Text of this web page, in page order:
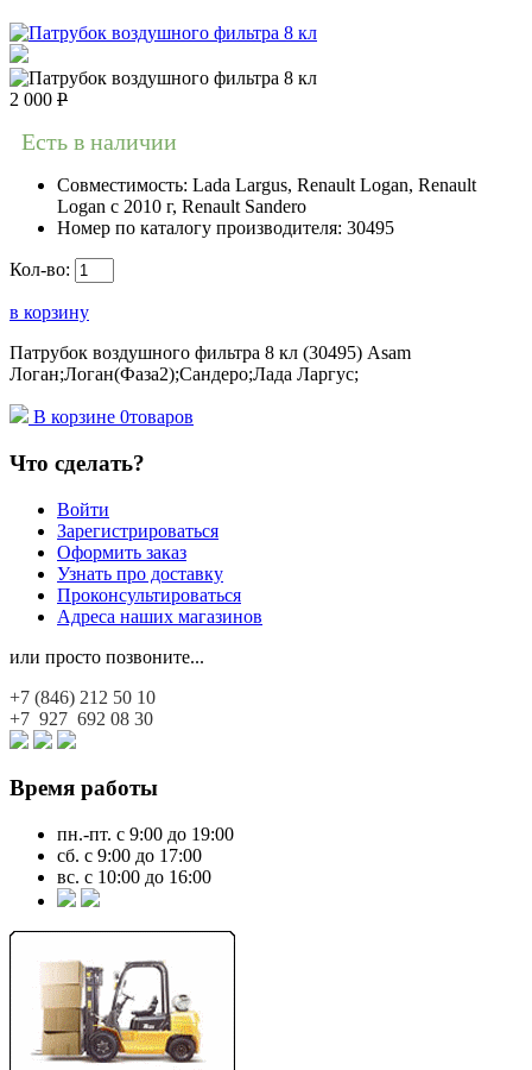
2 000 Р
Есть в наличии
Совместимость: Lada Largus, Renault Logan, Renault
Logan c 2010 г, Renault Sandero
Номер по каталогу производителя: 30495
Кол-во:
в корзину
Патрубок воздушного фильтра 8 кл (30495) Asam
Логан;Логан(Фаза2);Сандеро;Лада Ларгус;
В корзине 0товаров
Что сделать?
Войти
Зарегистрироваться
Оформить заказ
Узнать про доставку
Проконсультироваться
Адреса наших магазинов
или просто позвоните...
+7 (846) 212 50 10
+7 927 692 08 30
Время работы
пн.-пт. с 9:00 до 19:00
сб. с 9:00 до 17:00
вс. с 10:00 до 16:00